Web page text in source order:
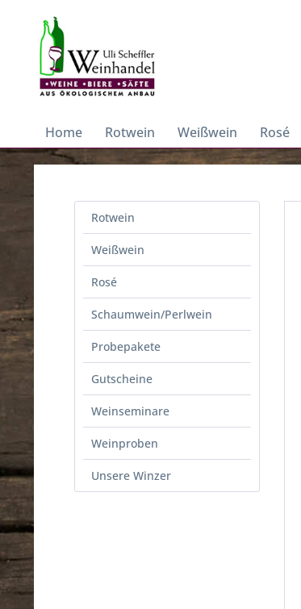
Home Rotwein Weißwein Rosé
Rotwein
Weißwein
Rosé
Schaumwein/Perlwein
Probepakete
Gutscheine
Weinseminare
Weinproben
Unsere Winzer